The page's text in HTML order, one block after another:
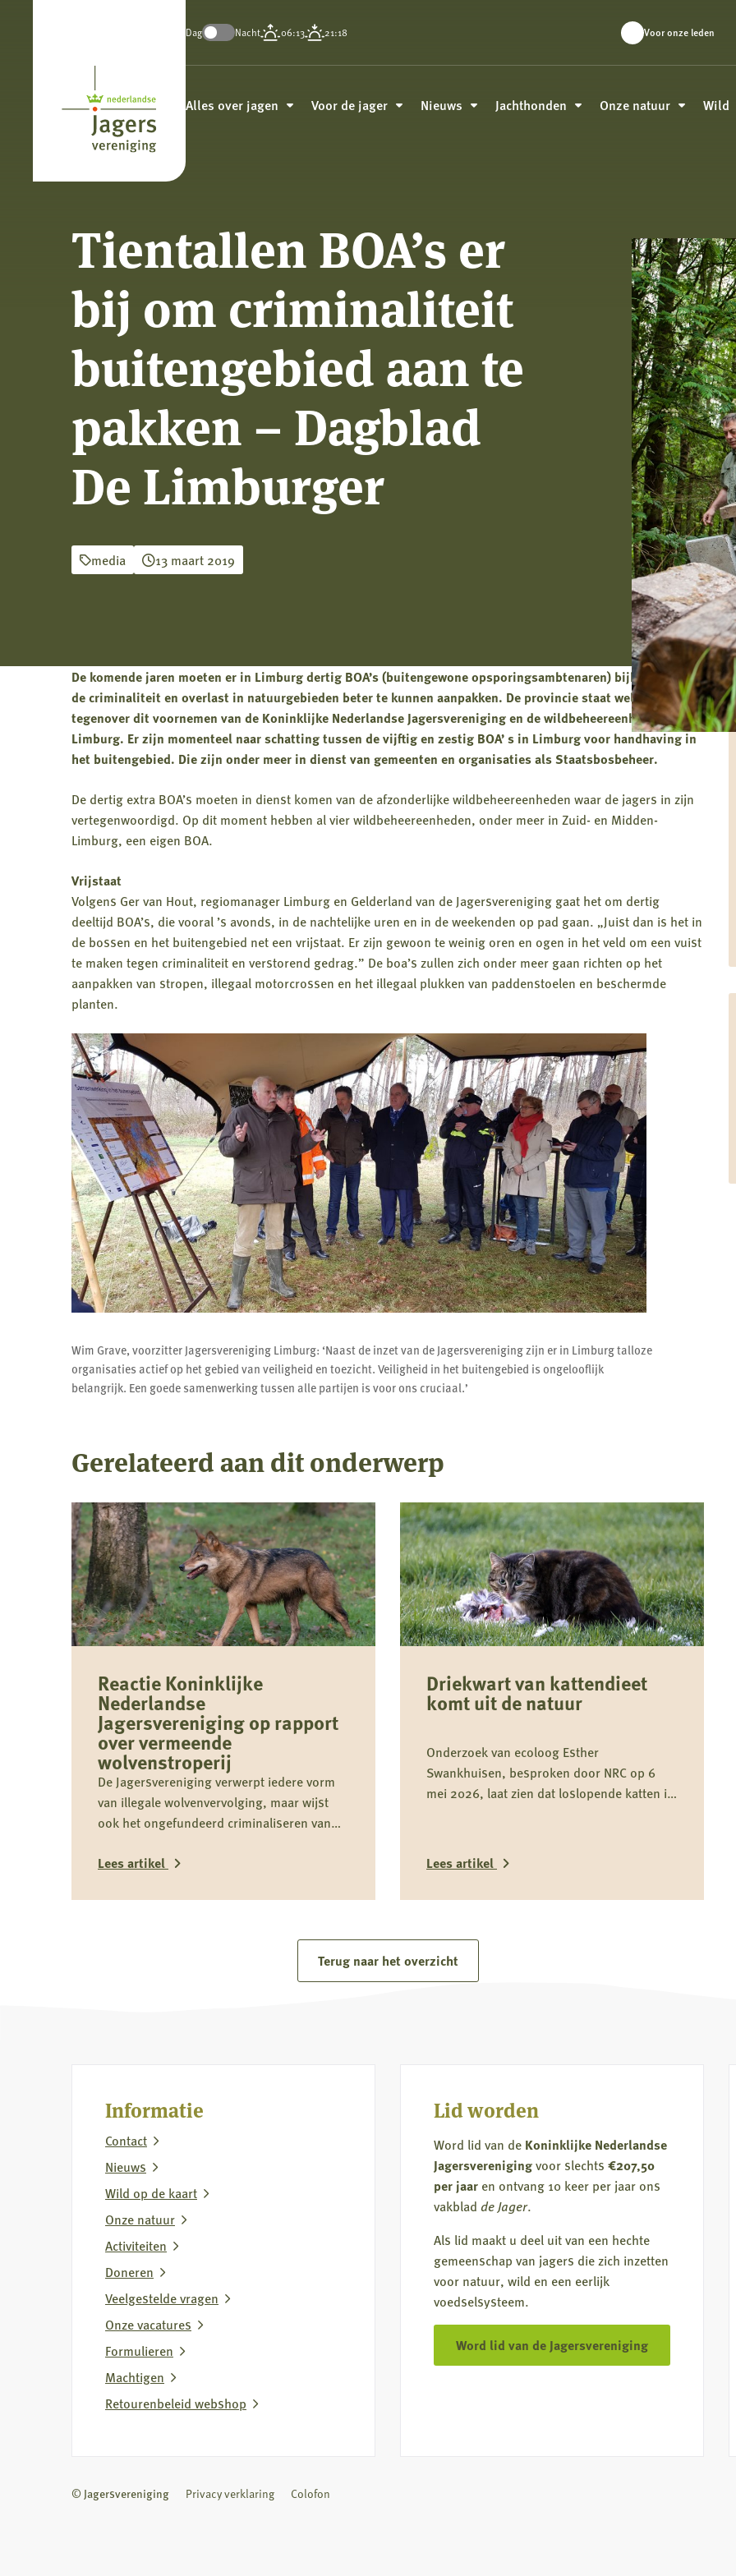
Nederlandse
Jagersvereniging
Dag Nacht 06:13 21:18 Voor onze leden
Alles over jagen Voor de jager Nieuws Jachthonden Onze natuur Wild
Tientallen BOA’s er
bij om criminaliteit
buitengebied aan te
pakken – Dagblad
De Limburger
media 13 maart 2019
De komende jaren moeten er in Limburg dertig BOA’s (buitengewone opsporingsambtenaren) bijkomen om
de criminaliteit en overlast in natuurgebieden beter te kunnen aanpakken. De provincie staat welwillend
tegenover dit voornemen van de Koninklijke Nederlandse Jagersvereniging en de wildbeheereenheden in
Limburg. Er zijn momenteel naar schatting tussen de vijftig en zestig BOA’ s in Limburg voor handhaving in
het buitengebied. Die zijn onder meer in dienst van gemeenten en organisaties als Staatsbosbeheer.
De dertig extra BOA’s moeten in dienst komen van de afzonderlijke wildbeheereenheden waar de jagers in zijn
vertegenwoordigd. Op dit moment hebben al vier wildbeheereenheden, onder meer in Zuid- en Midden-
Limburg, een eigen BOA.
Vrijstaat
Volgens Ger van Hout, regiomanager Limburg en Gelderland van de Jagersvereniging gaat het om dertig
deeltijd BOA’s, die vooral ’s avonds, in de nachtelijke uren en in de weekenden op pad gaan. „Juist dan is het in
de bossen en het buitengebied net een vrijstaat. Er zijn gewoon te weinig oren en ogen in het veld om een vuist
te maken tegen criminaliteit en verstorend gedrag.” De boa’s zullen zich onder meer gaan richten op het
aanpakken van stropen, illegaal motorcrossen en het illegaal plukken van paddenstoelen en beschermde
planten.
Wim Grave, voorzitter Jagersvereniging Limburg: ‘Naast de inzet van de Jagersvereniging zijn er in Limburg talloze
organisaties actief op het gebied van veiligheid en toezicht. Veiligheid in het buitengebied is ongelooflijk
belangrijk. Een goede samenwerking tussen alle partijen is voor ons cruciaal.’
Gerelateerd aan dit onderwerp
Reactie Koninklijke
Nederlandse
Jagersvereniging op rapport
over vermeende
wolvenstroperij
De Jagersvereniging verwerpt iedere vorm
van illegale wolvenvervolging, maar wijst
ook het ongefundeerd criminaliseren van
Lees artikel
vermeende
wolvenstroperij
Driekwart van kattendieet
komt uit de natuur
Onderzoek van ecoloog Esther
Swankhuisen, besproken door NRC op 6
mei 2026, laat zien dat loslopende katten in
onderdeel zijn van het predatiedebat. Voor
kwetsbare soorten zoals de grutto vormen
katten niet alleen een risico door directe
nesten en kuikens.
Lees artikel
over
Driekwart
natuur
Terug naar het overzicht
Informatie
Contact
Nieuws
Wild op de kaart
Onze natuur
Activiteiten
Doneren
Veelgestelde vragen
Onze vacatures
Formulieren
Machtigen
Retourenbeleid webshop
Lid worden
Word lid van de Koninklijke Nederlandse
Jagersverenigingvoor slechts €207,50
per jaaren ontvang 10 keer per jaar ons
vakblad de Jager.
Als lid maakt u deel uit van een hechte
gemeenschap van jagers die zich inzetten
voor natuur, wild en een eerlijk
voedselsysteem.
Word lid van de Jagersvereniging
© Jagersvereniging Privacy verklaring Colofon